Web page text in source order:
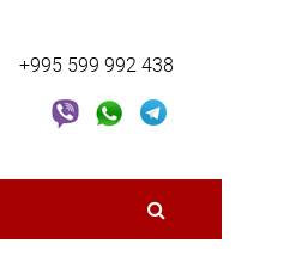
+995 599 992 438